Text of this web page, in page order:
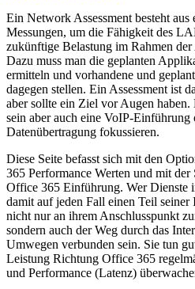
Ein Network Assessment besteht
Messungen, um die Fähigkeit des
zukünftige Belastung im Rahmen
Dazu muss man die geplanten
ermitteln und vorhandene und
dagegen stellen. Ein Assessment ist
aber sollte ein Ziel vor Augen
sein aber auch eine VoIP-Einführung
Datenübertragung fokussieren.
Diese Seite befasst sich mit den
365 Performance Werten und mit
Office 365 Einführung. Wer Dienste
damit auf jeden Fall einen Teil
nicht nur an ihrem Anschlusspunkt
sondern auch der Weg durch das
Umwegen verbunden sein. Sie tun
Leistung Richtung Office 365
und Performance (Latenz)